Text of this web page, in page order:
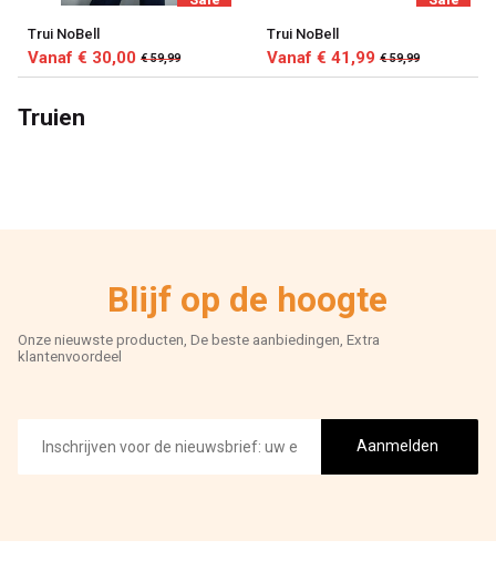
Trui NoBell
Vanaf € 30,00 € 59,99
Trui NoBell
Vanaf € 41,99 € 59,99
Truien
Blijf op de hoogte
Onze nieuwste producten, De beste aanbiedingen, Extra
klantenvoordeel
mailadres
Aanmelden